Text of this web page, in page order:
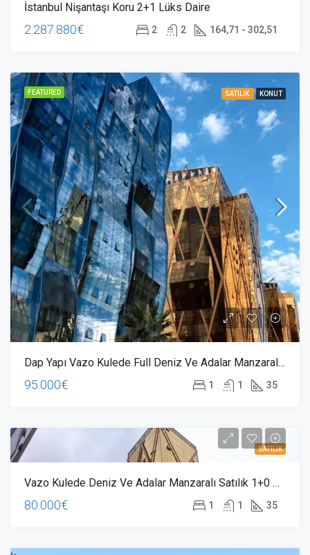
İstanbul Nişantaşı Koru 2+1 Lüks Daire
2.287.880€ 2 2 164,71 - 302,51
FEATURED SATILIK KONUT
Dap Yapı Vazo Kulede Full Deniz Ve Adalar Manzaralı Stüdyo Daire 1+0
95.000€ 1 1 35
SATILIK
Vazo Kulede Deniz Ve Adalar Manzaralı Satılık 1+0 Stüdyo Daire
80.000€ 1 1 35